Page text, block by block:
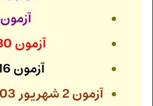
آزمون 6 مهر 1403
آزمون 30 شهریور 1403
آزمون 16 شهریور 1403
آزمون 2 شهریور 1403